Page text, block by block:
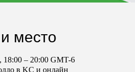
место
18:00 – 20:00 GMT-6
в KC и онлайн